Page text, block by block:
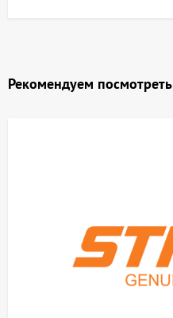
Рекомендуем посмотреть